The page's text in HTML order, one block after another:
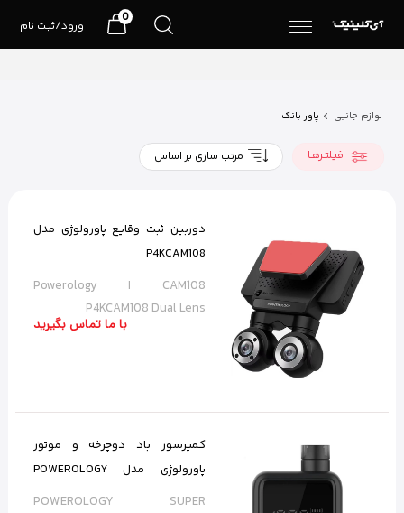
ورود/ثبت نام
0
لوازم جانبی پاور بانک
مرتب سازی بر اساس
دوربین ثبت وقایع پاورولوژی مدل
P4KCAM108
CAM108 ا Powerology
P4KCAM108 Dual Lens
با ما تماس بگیرید
کمپرسور باد دوچرخه و موتور
پاورولوژی مدل POWEROLOGY
SUPER COMPACT TIRE INFLATOR
POWEROLOGY SUPER